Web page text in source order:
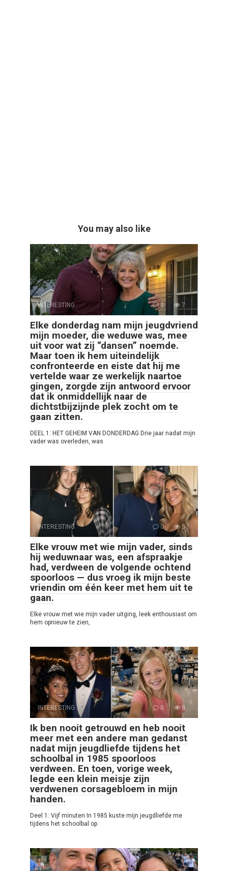
You may also like
INTERESTING 0 7
Elke donderdag nam mijn jeugdvriend
mijn moeder, die weduwe was, mee
uit voor wat zij “dansen” noemde.
Maar toen ik hem uiteindelijk
confronteerde en eiste dat hij me
vertelde waar ze werkelijk naartoe
gingen, zorgde zijn antwoord ervoor
dat ik onmiddellijk naar de
dichtstbijzijnde plek zocht om te
gaan zitten.
DEEL 1: HET GEHEIM VAN DONDERDAG Drie jaar nadat mijn
vader was overleden, was
INTERESTING 0 5
Elke vrouw met wie mijn vader, sinds
hij weduwnaar was, een afspraakje
had, verdween de volgende ochtend
spoorloos — dus vroeg ik mijn beste
vriendin om één keer met hem uit te
gaan.
Elke vrouw met wie mijn vader uitging, leek enthousiast om
hem opnieuw te zien,
INTERESTING 0 8
Ik ben nooit getrouwd en heb nooit
meer met een andere man gedanst
nadat mijn jeugdliefde tijdens het
schoolbal in 1985 spoorloos
verdween. En toen, vorige week,
legde een klein meisje zijn
verdwenen corsagebloem in mijn
handen.
Deel 1: Vijf minuten In 1985 kuste mijn jeugdliefde me
tijdens het schoolbal op